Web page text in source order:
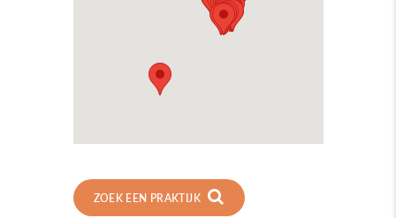
ZOEK EEN PRAKTIJK